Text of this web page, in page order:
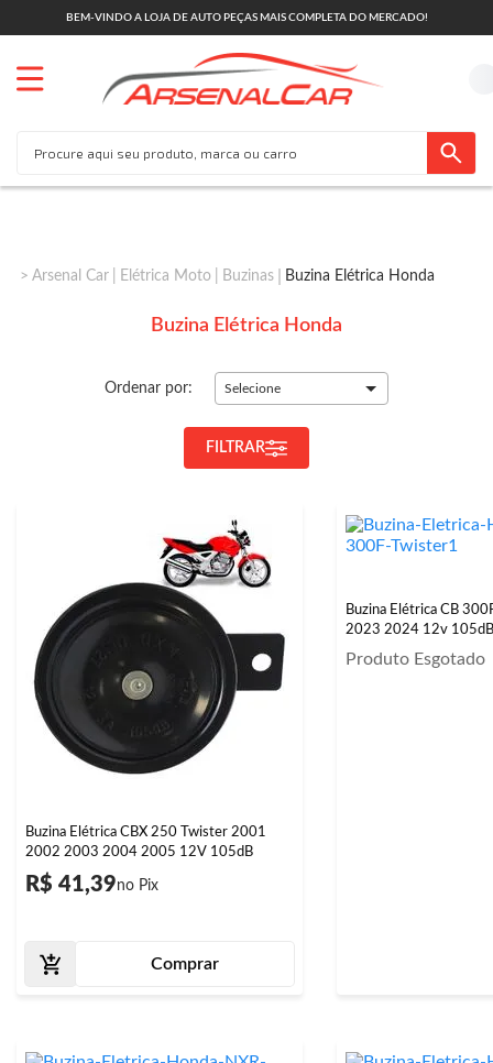
BEM-VINDO A LOJA DE AUTO PEÇAS MAIS COMPLETA DO MERCADO!
Arsenal Car Elétrica Moto Buzinas Buzina Elétrica Honda
Buzina Elétrica Honda
Ordenar por: Selecione
FILTRAR
Buzina Elétrica CBX 250 Twister 2001
2002 2003 2004 2005 12V 105dB
R$ 41,39
Comprar
Buzina Elétrica CB
2023 2024 12v 105dB
Produto Esgotado